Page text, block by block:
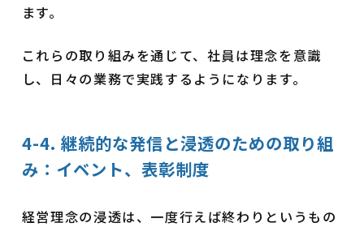
ます。
これらの取り組みを通じて、社員は理念を意識
し、日々の業務で実践するようになります。
4-4. 継続的な発信と浸透のための取り組
み：イベント、表彰制度
経営理念の浸透は、一度行えば終わりというもの